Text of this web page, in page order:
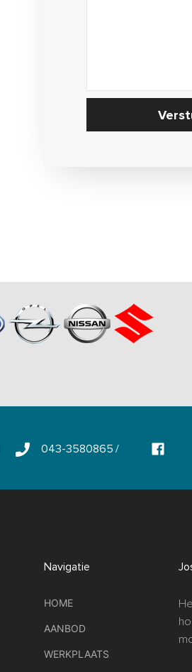
043-3580865 /
Navigatie
HOME
AANBOD
WERKPLAATS